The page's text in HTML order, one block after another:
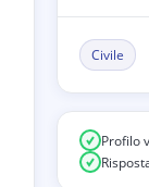
Civile
Profilo